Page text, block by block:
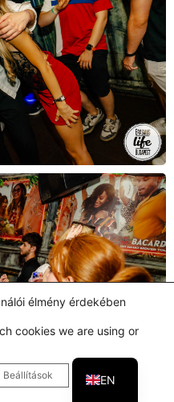
élmény érdekében
cookies we are using or
Beállítások Close GDPR
EN